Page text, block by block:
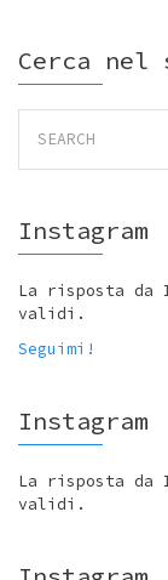
Cerca nel
for:
Instagram
La risposta da
validi.
Seguimi!
Instagram
La risposta da
validi.